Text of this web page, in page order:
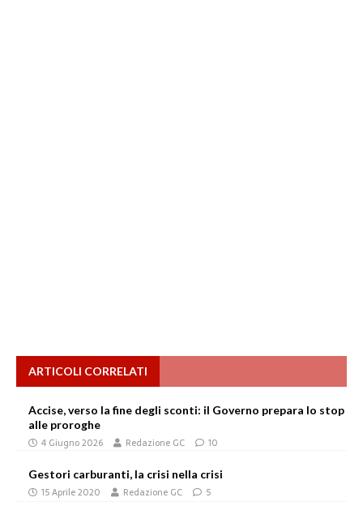
ARTICOLI CORRELATI
Accise, verso la fine degli sconti: il Governo prepara lo stop
alle proroghe
4 Giugno 2026 Redazione GC 10
Gestori carburanti, la crisi nella crisi
15 Aprile 2020 Redazione GC 5